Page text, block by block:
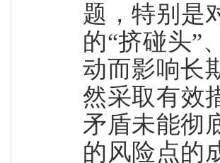
题，特别是
的“挤碰头”
动而影响长
然采取有效
矛盾未能彻
的风险点的